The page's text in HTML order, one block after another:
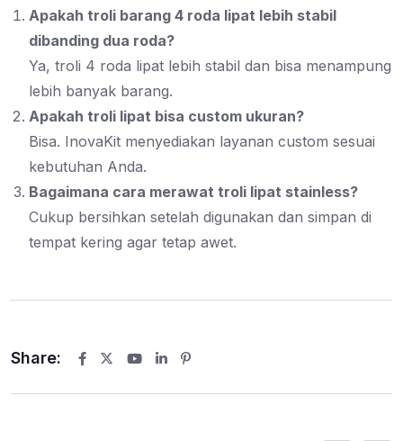
Apakah troli barang 4 roda lipat lebih stabil
dibanding dua roda?
Ya, troli 4 roda lipat lebih stabil dan bisa menampung
lebih banyak barang.
Apakah troli lipat bisa custom ukuran?
Bisa. InovaKit menyediakan layanan custom sesuai
kebutuhan Anda.
Bagaimana cara merawat troli lipat stainless?
Cukup bersihkan setelah digunakan dan simpan di
tempat kering agar tetap awet.
Share:
Youtube
LinkedIn